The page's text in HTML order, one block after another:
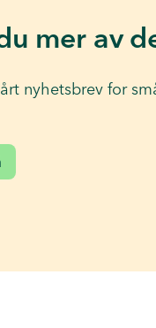
mer av
nyhetsbrev for